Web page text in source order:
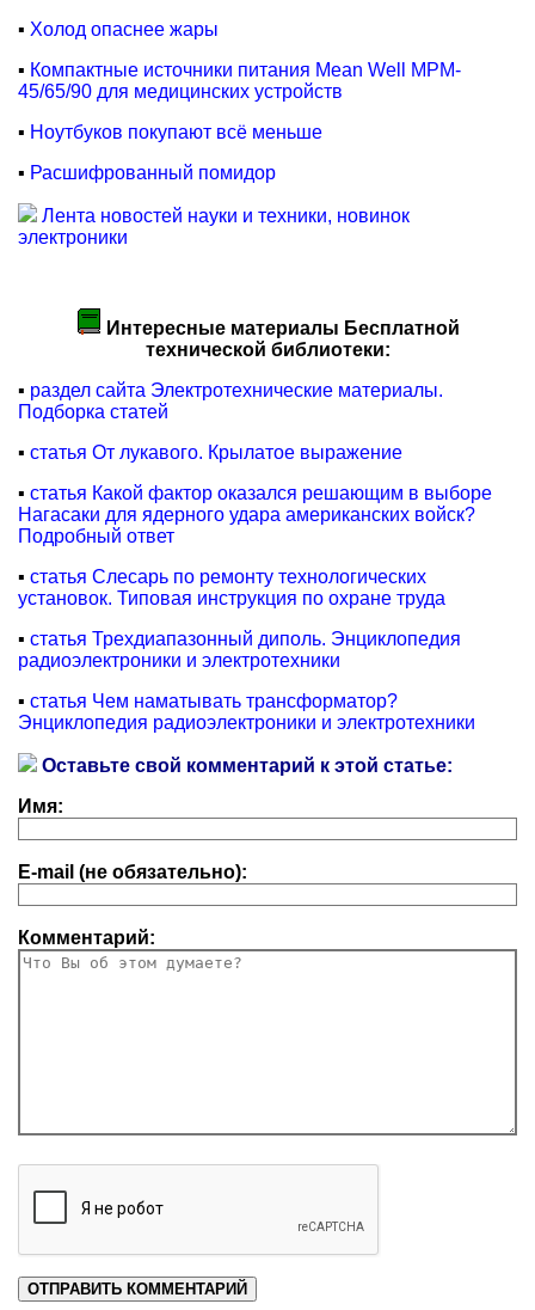
▪ Холод опаснее жары
▪ Компактные источники питания Mean Well MPM-
45/65/90 для медицинских устройств
▪ Ноутбуков покупают всё меньше
▪ Расшифрованный помидор
Лента новостей науки и техники, новинок
электроники
Интересные материалы Бесплатной
технической библиотеки:
▪ раздел сайта Электротехнические материалы.
Подборка статей
▪ статья От лукавого. Крылатое выражение
▪ статья Какой фактор оказался решающим в выборе
Нагасаки для ядерного удара американских войск?
Подробный ответ
▪ статья Слесарь по ремонту технологических
установок. Типовая инструкция по охране труда
▪ статья Трехдиапазонный диполь. Энциклопедия
радиоэлектроники и электротехники
▪ статья Чем наматывать трансформатор?
Энциклопедия радиоэлектроники и электротехники
Оставьте свой комментарий к этой статье:
Имя:
E-mail (не обязательно):
Комментарий: